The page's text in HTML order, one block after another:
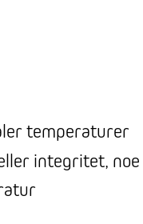
temperaturer
integritet, noe